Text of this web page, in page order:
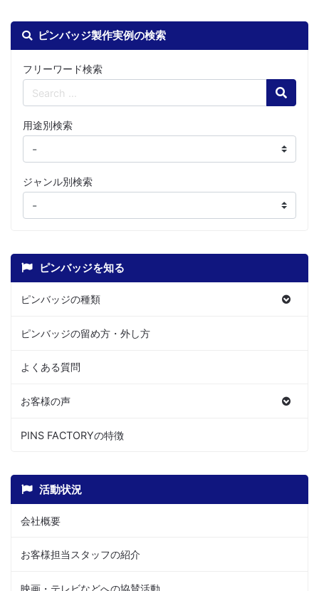
ピンバッジ製作実例の検索
フリーワード検索
Search
用途別検索
ジャンル別検索
ピンバッジを知る
ピンバッジの種類
ピンバッジの留め方・外し方
よくある質問
お客様の声
PINS FACTORYの特徴
活動状況
会社概要
お客様担当スタッフの紹介
映画・テレビなどへの協賛活動